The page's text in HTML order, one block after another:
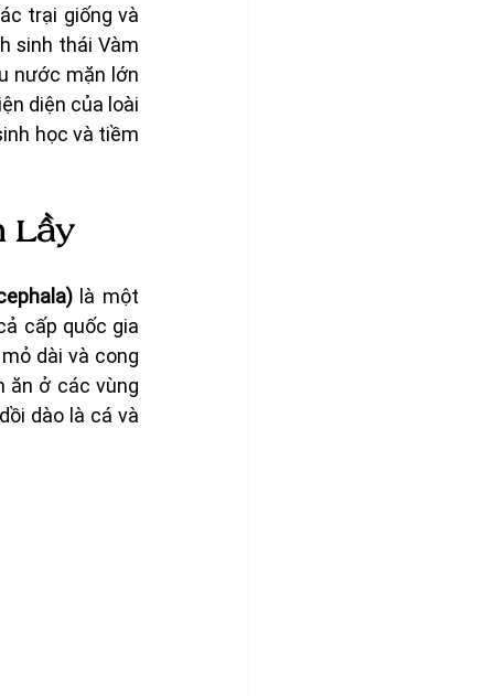
trại giống và
sinh thái Vàm
nước mặn lớn
diện của loài
học và tiềm
Lầy
là một
cấp quốc gia
dài và cong
ăn ở các vùng
dào là cá và